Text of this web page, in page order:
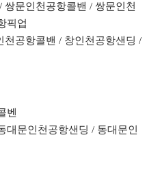
쌍문인천공항콜밴 / 쌍문인천
픽업
천공항콜밴 / 창인천공항샌딩 /
벤
대문인천공항샌딩 / 동대문인